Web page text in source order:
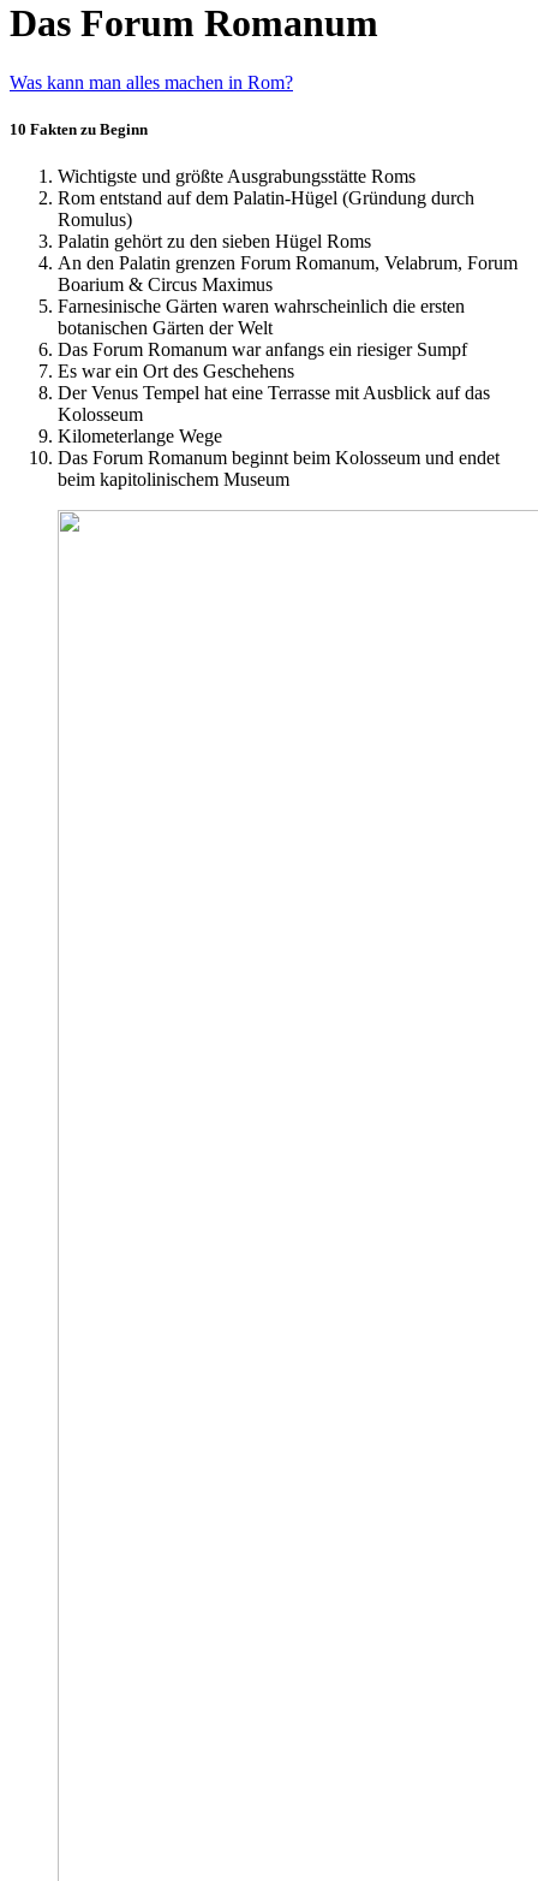
Das Forum Romanum
Was kann man alles machen in Rom?
10 Fakten zu Beginn
Wichtigste und größte Ausgrabungsstätte Roms
Rom entstand auf dem Palatin-Hügel (Gründung durch
Romulus)
Palatin gehört zu den sieben Hügel Roms
An den Palatin grenzen Forum Romanum, Velabrum, Forum
Boarium & Circus Maximus
Farnesinische Gärten waren wahrscheinlich die ersten
botanischen Gärten der Welt
Das Forum Romanum war anfangs ein riesiger Sumpf
Es war ein Ort des Geschehens
Der Venus Tempel hat eine Terrasse mit Ausblick auf das
Kolosseum
Kilometerlange Wege
Das Forum Romanum beginnt beim Kolosseum und endet
beim kapitolinischem Museum